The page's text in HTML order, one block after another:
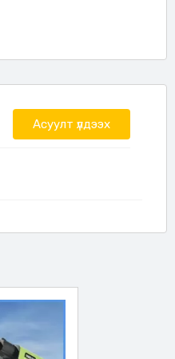
Асуулт үлдээх